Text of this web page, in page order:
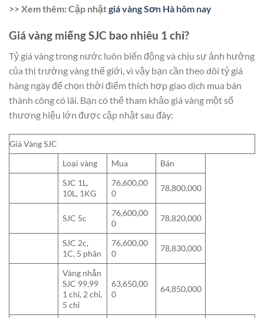
>> Xem thêm: Cập nhậtgiá vàng Sơn Hà hôm nay
Giá vàng miếng SJC bao nhiêu 1 chỉ?
Tỷ giá vàng trong nước luôn biến động và chịu sự ảnh hưởng
của thị trường vàng thế giới, vì vậy bạn cần theo dõi tỷ giá
hàng ngày để chọn thời điểm thích hợp giao dịch mua bán
thành công có lãi. Bạn có thể tham khảo giá vàng một số
thương hiệu lớn được cập nhật sau đây:
Giá Vàng SJC
Loại vàng
Mua
Bán
SJC 1L,
10L, 1KG
76,600,00
0
78,800,000
SJC 5c
76,600,00
0
78,820,000
SJC 2c,
1C, 5 phân
76,600,00
0
78,830,000
Vàng nhẫn
SJC 99,99
1 chỉ, 2 chỉ,
5 chỉ
63,650,00
0
64,850,000